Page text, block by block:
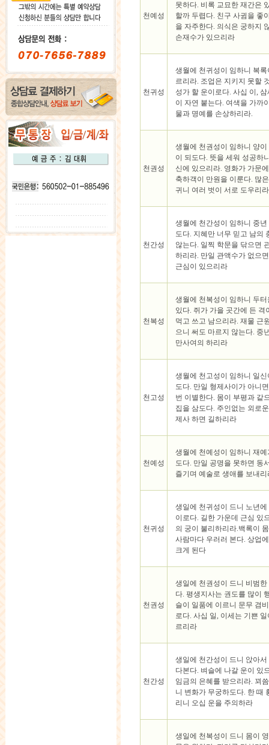
천예성
못하다. 비록 교묘한 재간은
할까 두렵다. 친구 사귐을 좋
을 자주한다. 의식은 궁하지
손재수가 있으리라
천귀성
생월에 천귀성이 임하니 복록
르리라. 조업은 지키지 못할
성가 할 운이로다. 사십 이,
이 자연 붙는다. 여색을 가까
물과 명예를 손상하리라.
천권성
생월에 천권성이 임하니 양이
이 되도다. 뜻을 세워 성공하
신에 있으리라. 영화가 가문
축하객이 만원을 이룬다. 많
귀니 여러 벗이 서로 도우리
천간성
생월에 천간성이 임하니 중년
도다. 지혜만 너무 믿고 남의
않는다. 일찍 학문을 닦으면
하리라. 만일 관액수가 없으
근심이 있으리라
천복성
생월에 천복성이 임하니 두
있다. 쥐가 가을 곳간에 든 격
먹고 쓰고 남으리라. 재물 근
으니 써도 마르지 않는다. 중
만사여의 하리라
천고성
생월에 천고성이 임하니 일
도다. 만일 형제사이가 아니
번 이별한다. 몸이 부평과 같
집을 삼도다. 주인없는 외로
제사 하면 길하리라
천예성
생월에 천예성이 임하니 재
도다. 만일 공명을 못하면 동
즐기며 예술로 생애를 보내리
천귀성
생일에 천귀성이 드니 노년에
이로다. 길한 가운데 근심 있
의 궁이 불리하리라.백록이
사람마다 우러러 본다. 상업
크게 된다
천권성
생일에 천권성이 드니 비범
다. 평생지사는 권도를 많이
슬이 일품에 이르니 문무 겸
로다. 사십 일, 이세는 기쁜
르리라
천간성
생일에 천간성이 드니 앉아서
다본다. 벼슬에 나갈 운이 있
임금의 은혜를 받으리라. 꾀
니 변화가 무궁하도다. 한 때
리니 오십 운을 주의하라
생일에 천복성이 드니 몸이